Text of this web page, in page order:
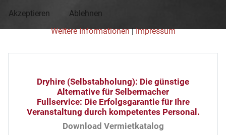
Dryhire (Selbstabholung): Die günstige
Alternative für Selbermacher
Fullservice: Die Erfolgsgarantie für Ihre
Veranstaltung durch kompetentes Personal.
Download Vermietkatalog
Akzeptieren
Ablehnen
Weitere Informationen|Impressum